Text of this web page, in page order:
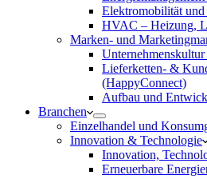
Elektromobilität
HVAC – Heizung,
Marken- und
Lieferketten- &
(HappyConnect)
Aufbau und
Branchen
Einzelhandel und
Innovation & Technologie
Innovation,
Erneuerbare